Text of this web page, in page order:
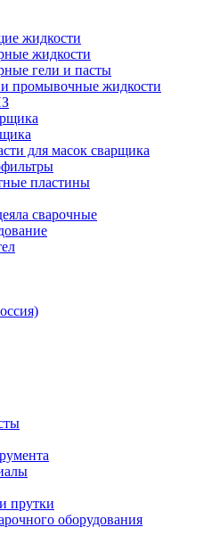
жидкости
жидкости
гели и пасты
промывочные жидкости
для масок сварщика
пластины
сварочные
прутки
оборудования